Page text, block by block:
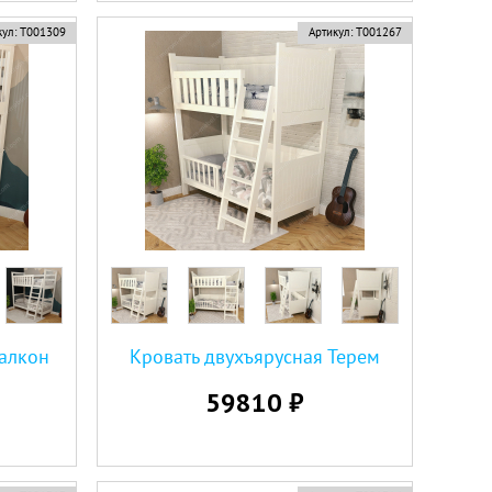
Т001309 Артикул: Т001267
Кровать двухъярусная Терем
59810 ₽